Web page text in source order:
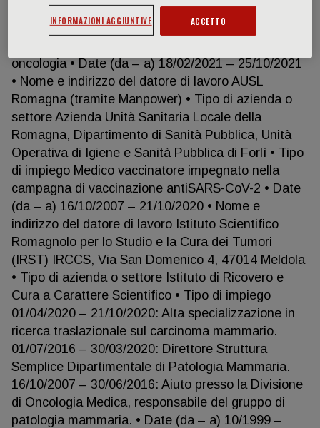
Mediche Chirurgiche e della Salute • Tipo di
azienda o settore Università • Tipo di impiego
oncologia • Date (da – a) 18/02/2021 – 25/10/2021
• Nome e indirizzo del datore di lavoro AUSL
Romagna (tramite Manpower) • Tipo di azienda o
settore Azienda Unità Sanitaria Locale della
Romagna, Dipartimento di Sanità Pubblica, Unità
Operativa di Igiene e Sanità Pubblica di Forlì • Tipo
di impiego Medico vaccinatore impegnato nella
campagna di vaccinazione antiSARS-CoV-2 • Date
(da – a) 16/10/2007 – 21/10/2020 • Nome e
indirizzo del datore di lavoro Istituto Scientifico
Romagnolo per lo Studio e la Cura dei Tumori
(IRST) IRCCS, Via San Domenico 4, 47014 Meldola
• Tipo di azienda o settore Istituto di Ricovero e
Cura a Carattere Scientifico • Tipo di impiego
01/04/2020 – 21/10/2020: Alta specializzazione in
ricerca traslazionale sul carcinoma mammario.
01/07/2016 – 30/03/2020: Direttore Struttura
Semplice Dipartimentale di Patologia Mammaria.
16/10/2007 – 30/06/2016: Aiuto presso la Divisione
di Oncologia Medica, responsabile del gruppo di
patologia mammaria. • Date (da – a) 10/1999 –
INFORMAZIONI AGGIUNTIVE ACCETTO